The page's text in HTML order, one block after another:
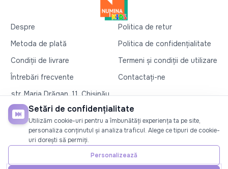
Despre
Politica de retur
Metoda de plată
Politica de confidențialitate
Condiții de livrare
Termeni și condiții de utilizare
Întrebări frecvente
Contactați-ne
str. Maria Drăgan, 11, Chișinău
+37360327279
©2026Numina Kids. Toate drepturile rezervate
SOCIAL
Setări de confidențialitate
Utilizăm cookie-uri pentru a îmbunătăți experiența ta pe site,
personaliza conținutul și analiza traficul. Alege ce tipuri de cookie-
uri dorești să permiți.
Personalizează